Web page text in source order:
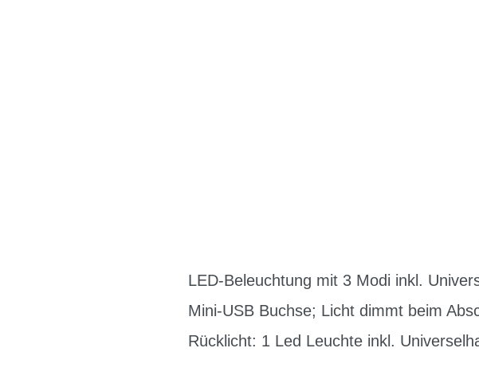
LED-Beleuchtung mit 3 Modi inkl.
Mini-USB Buchse; Licht dimmt beim
Rücklicht: 1 Led Leuchte inkl.